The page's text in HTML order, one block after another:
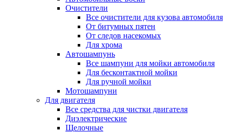
Очистители
Все очистители для кузова автомобиля
От битумных пятен
От следов насекомых
Для хрома
Автошампунь
Все шампуни для мойки автомобиля
Для бесконтактной мойки
Для ручной мойки
Мотошампуни
Для двигателя
Все средства для чистки двигателя
Диэлектрические
Щелочные